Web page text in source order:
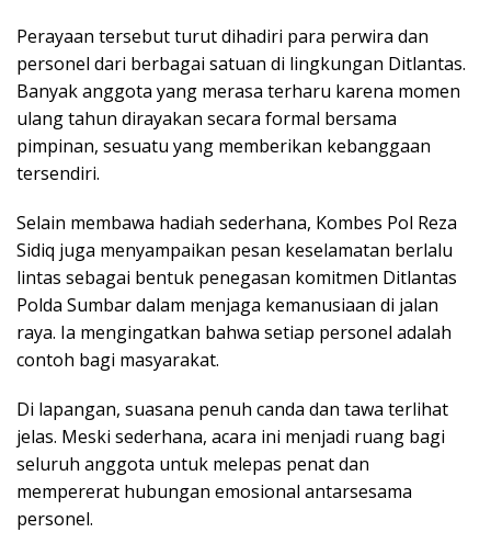
Perayaan tersebut turut dihadiri para perwira dan
personel dari berbagai satuan di lingkungan Ditlantas.
Banyak anggota yang merasa terharu karena momen
ulang tahun dirayakan secara formal bersama
pimpinan, sesuatu yang memberikan kebanggaan
tersendiri.
Selain membawa hadiah sederhana, Kombes Pol Reza
Sidiq juga menyampaikan pesan keselamatan berlalu
lintas sebagai bentuk penegasan komitmen Ditlantas
Polda Sumbar dalam menjaga kemanusiaan di jalan
raya. Ia mengingatkan bahwa setiap personel adalah
contoh bagi masyarakat.
Di lapangan, suasana penuh canda dan tawa terlihat
jelas. Meski sederhana, acara ini menjadi ruang bagi
seluruh anggota untuk melepas penat dan
mempererat hubungan emosional antarsesama
personel.